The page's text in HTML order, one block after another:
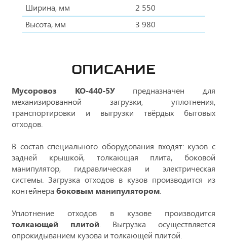
Ширина, мм
2 550
Высота, мм
3 980
ОПИСАНИЕ
Мусоровоз КО-440-5Упредназначен для
механизированной загрузки, уплотнения,
транспортировки и выгрузки твёрдых бытовых
отходов.
В состав специального оборудования входят: кузов с
задней крышкой, толкающая плита, боковой
манипулятор, гидравлическая и электрическая
системы. Загрузка отходов в кузов производится из
контейнера боковым манипулятором
Уплотнение отходов в кузове производится
толкающей плитой . Выгрузка осуществляется
опрокидыванием кузова и толкающей плитой.